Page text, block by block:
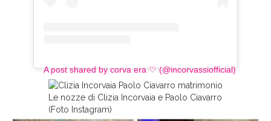
A post shared by corva era ♡ (@incorvassiofficial)
Le nozze di Clizia Incorvaia e Paolo Ciavarro
(Foto Instagram)